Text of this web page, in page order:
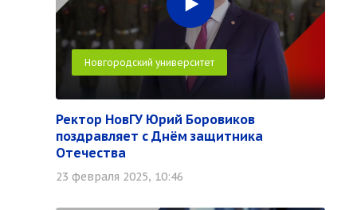
Новгородский университет
Ректор НовГУ Юрий Боровиков
поздравляет с Днём защитника
Отечества
23 февраля 2025, 10:46